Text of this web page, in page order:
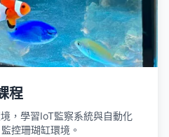
程
，學習IoT監察系統與自動化
控珊瑚缸環境。